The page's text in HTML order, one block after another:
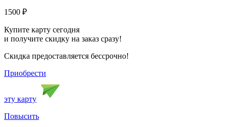
1500 ₽
Купите карту сегодня
и получите скидку на заказ сразу!
Скидка предоставляется бессрочно!
Приобрести
эту карту
Повысить